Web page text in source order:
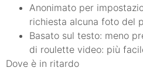
Anonimato per
richiesta alcuna foto del
Basato sul testo: meno
di roulette video: più
Dove è in ritardo